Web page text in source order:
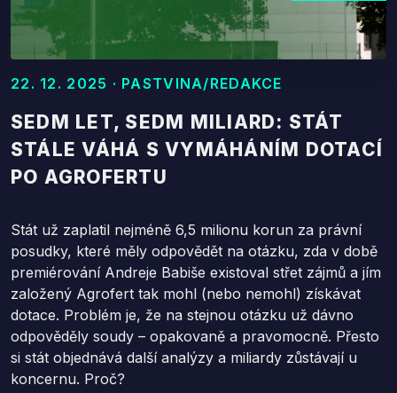
22. 12. 2025 · PASTVINA/REDAKCE
SEDM LET, SEDM MILIARD: STÁT
STÁLE VÁHÁ S VYMÁHÁNÍM DOTACÍ
PO AGROFERTU
Stát už zaplatil nejméně 6,5 milionu korun za právní
posudky, které měly odpovědět na otázku, zda v době
premiérování Andreje Babiše existoval střet zájmů a jím
založený Agrofert tak mohl (nebo nemohl) získávat
dotace. Problém je, že na stejnou otázku už dávno
odpověděly soudy – opakovaně a pravomocně. Přesto
si stát objednává další analýzy a miliardy zůstávají u
koncernu. Proč?